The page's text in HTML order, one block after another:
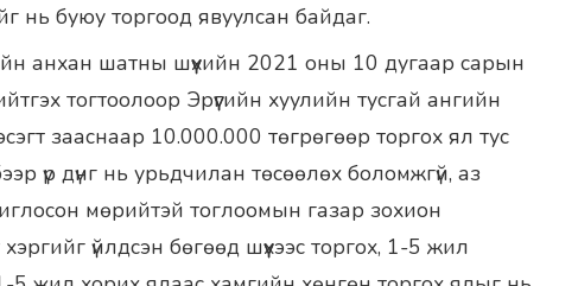
нь буюу торгоод явуулсан байдаг.
анхан шатны шүүхийн 2021 оны 10 дугаар сарын
тогтоолоор Эрүүгийн хуулийн тусгай ангийн
зааснаар 10.000.000 төгрөгөөр торгох ял тус
үр дүнг нь урьдчилан төсөөлөх боломжгүй, аз
мөрийтэй тоглоомын газар зохион
үйлдсэн бөгөөд шүүхээс торгох, 1-5 жил